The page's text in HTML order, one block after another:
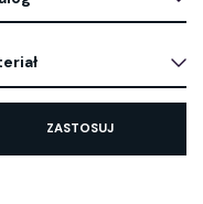
ZASTOSUJ